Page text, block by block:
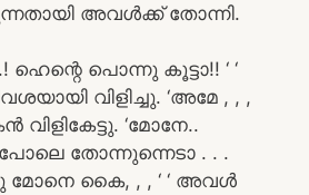
അവൾക്ക് തോന്നി.
ഹെന്റെ പൊന്നു കൂട്ടാ!! ‘ ‘
വിളിച്ചു. ‘അമേ , , ,
വിളികേട്ടു. ‘മോനേ..
തോന്നുന്നെടാ . . .
മോനെ കൈ, , , ‘ ‘ അവൾ